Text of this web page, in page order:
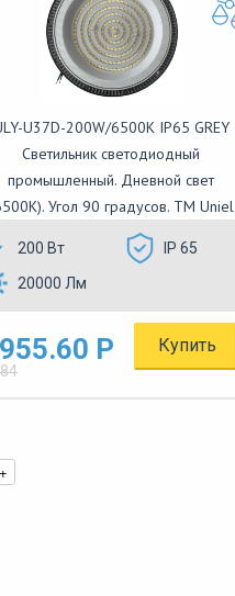
U37D-200W/6500K IP65 GREY
Светильник светодиодный
промышленный. Дневной свет
Угол 90 градусов. TM Uniel
200 Вт
IP 65
20000 Лм
Р Купить